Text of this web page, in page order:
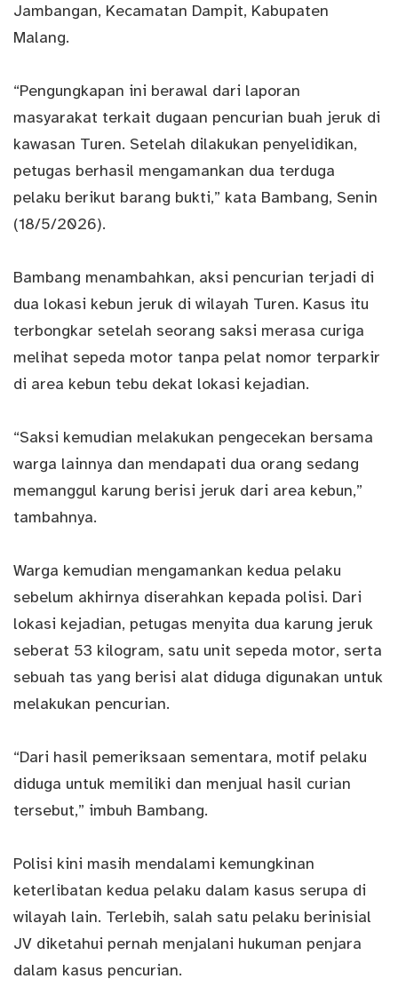
Jambangan, Kecamatan Dampit, Kabupaten
Malang.
“Pengungkapan ini berawal dari laporan
masyarakat terkait dugaan pencurian buah jeruk di
kawasan Turen. Setelah dilakukan penyelidikan,
petugas berhasil mengamankan dua terduga
pelaku berikut barang bukti,” kata Bambang, Senin
(18/5/2026).
Bambang menambahkan, aksi pencurian terjadi di
dua lokasi kebun jeruk di wilayah Turen. Kasus itu
terbongkar setelah seorang saksi merasa curiga
melihat sepeda motor tanpa pelat nomor terparkir
di area kebun tebu dekat lokasi kejadian.
“Saksi kemudian melakukan pengecekan bersama
warga lainnya dan mendapati dua orang sedang
memanggul karung berisi jeruk dari area kebun,”
tambahnya.
Warga kemudian mengamankan kedua pelaku
sebelum akhirnya diserahkan kepada polisi. Dari
lokasi kejadian, petugas menyita dua karung jeruk
seberat 53 kilogram, satu unit sepeda motor, serta
sebuah tas yang berisi alat diduga digunakan untuk
melakukan pencurian.
“Dari hasil pemeriksaan sementara, motif pelaku
diduga untuk memiliki dan menjual hasil curian
tersebut,” imbuh Bambang.
Polisi kini masih mendalami kemungkinan
keterlibatan kedua pelaku dalam kasus serupa di
wilayah lain. Terlebih, salah satu pelaku berinisial
JV diketahui pernah menjalani hukuman penjara
dalam kasus pencurian.